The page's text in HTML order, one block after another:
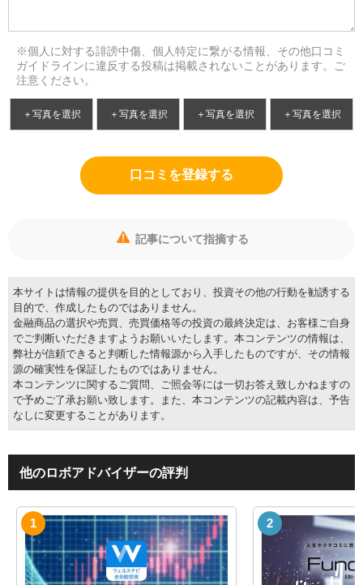
※個人に対する誹謗中傷、個人特定に繋がる情報、その他口コミ
ガイドラインに違反する投稿は掲載されないことがあります。ご
注意ください。
＋写真を選択 ＋写真を選択 ＋写真を選択 ＋写真を選択
口コミを登録する
記事について指摘する
本サイトは情報の提供を目的としており、投資その他の行動を勧誘する
目的で、作成したものではありません。
金融商品の選択や売買、売買価格等の投資の最終決定は、お客様ご自身
でご判断いただきますようお願いいたします。本コンテンツの情報は、
弊社が信頼できると判断した情報源から入手したものですが、その情報
源の確実性を保証したものではありません。
本コンテンツに関するご質問、ご照会等には一切お答え致しかねますの
で予めご了承お願い致します。また、本コンテンツの記載内容は、予告
なしに変更することがあります。
他のロボアドバイザーの評判